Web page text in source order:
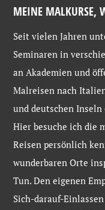
MEINE MALKURSE,
Seit vielen Jahren
Seminaren in
an Akademien und
Malreisen nach
und deutschen Inseln
Hier besuche ich die
Reisen persönlich
wunderbaren Orte
Tun. Den eigenen
Sich-darauf-